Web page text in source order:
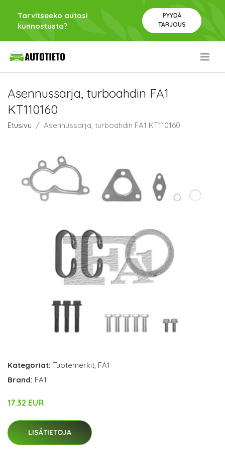
Tarvitseeko autosi
kunnostusta?
PYYDÄ
TARJOUS
Asennussarja, turboahdin FA1
KT110160
Etusivu Asennussarja, turboahdin FA1 KT110160
Kategoriat: Tuotemerkit, FA1
Brand: FA1
17.32 EUR
LISÄTIETOJA